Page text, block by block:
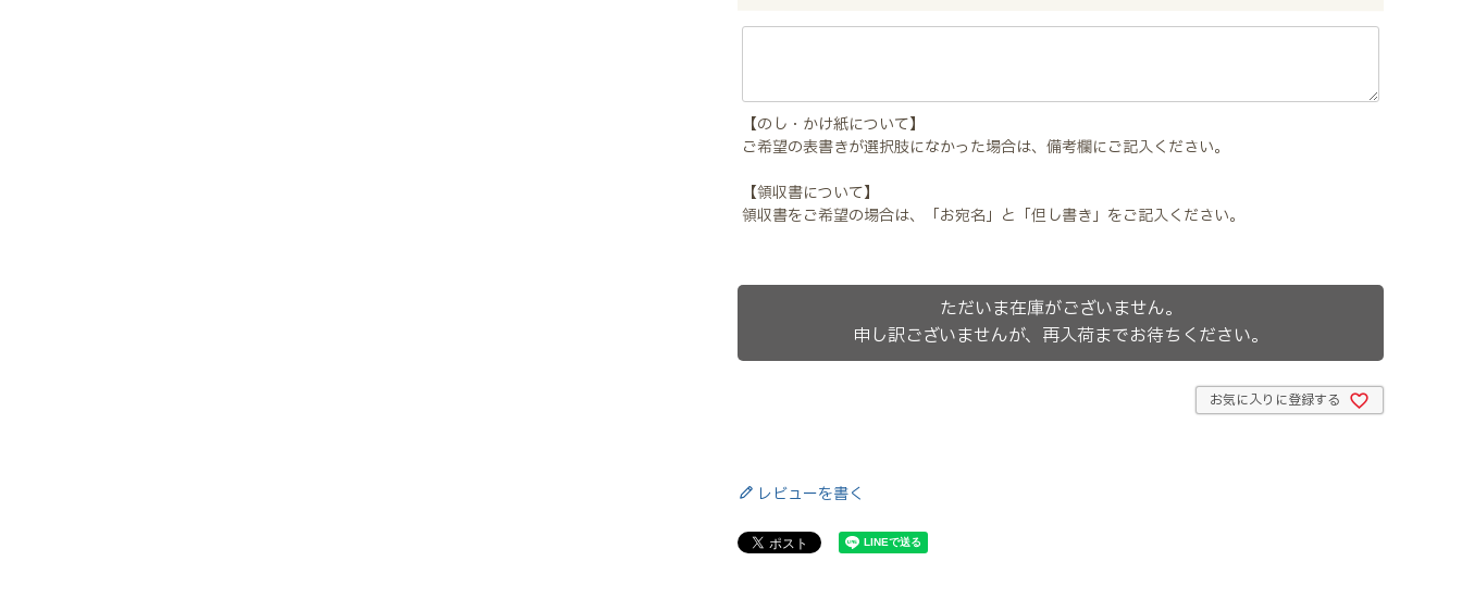
【のし・かけ紙について】
ご希望の表書きが選択肢になかった場合は、備考欄にご記入ください。
【領収書について】
領収書をご希望の場合は、「お宛名」と「但し書き」をご記入ください。
ただいま在庫がございません。
申し訳ございませんが、再入荷までお待ちください。
お気に入りに登録する
レビューを書く